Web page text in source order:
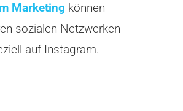
Marketing können
sozialen Netzwerken
auf Instagram.